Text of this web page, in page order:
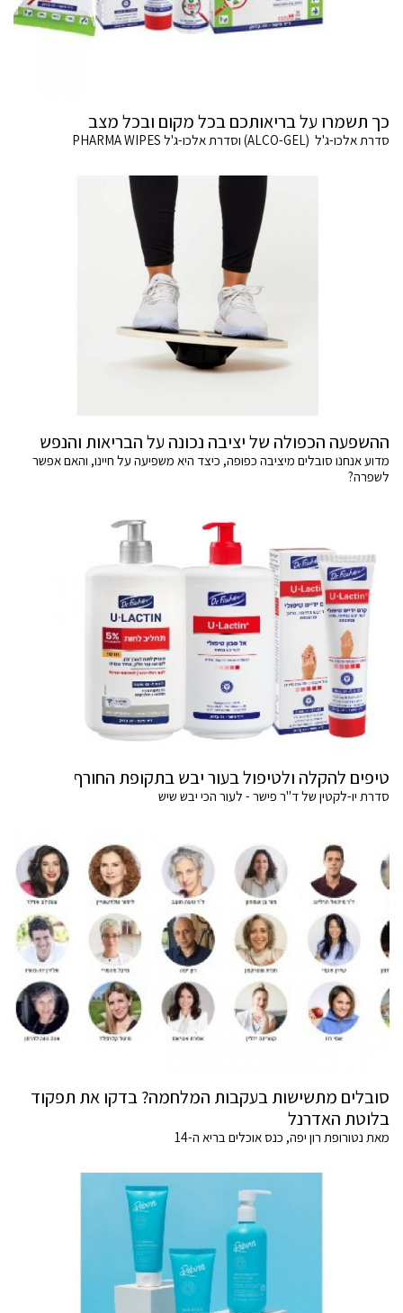
כך תשמרו על בריאותכם בכל מקום ובכל מצב
סדרת אלכו-ג'ל (ALCO-GEL) וסדרת אלכו-ג'ל PHARMA WIPES
ההשפעה הכפולה של יציבה נכונה על הבריאות והנפש
מדוע אנחנו סובלים מיציבה כפופה, כיצד היא משפיעה על חיינו, והאם אפשר
לשפרה?
טיפים להקלה ולטיפול בעור יבש בתקופת החורף
סדרת יו-לקטין של ד"ר פישר - לעור הכי יבש שיש
סובלים מתשישות בעקבות המלחמה? בדקו את תפקוד
בלוטת האדרנל
מאת נטורופת רון יפה, כנס אוכלים בריא ה-14